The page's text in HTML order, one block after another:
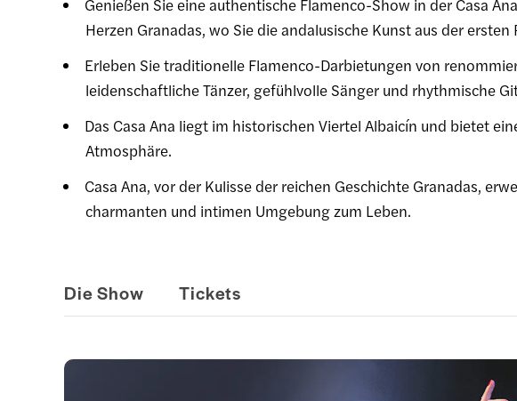
Genießen Sie eine authentische Flamenco-Show in der Casa
Herzen Granadas, wo Sie die andalusische Kunst aus der
Erleben Sie traditionelle Flamenco-Darbietungen von
leidenschaftliche Tänzer, gefühlvolle Sänger und rhythmische
Das Casa Ana liegt im historischen Viertel Albaicín und bietet
Atmosphäre.
Casa Ana, vor der Kulisse der reichen Geschichte Granadas,
charmanten und intimen Umgebung zum Leben.
Die Show Tickets